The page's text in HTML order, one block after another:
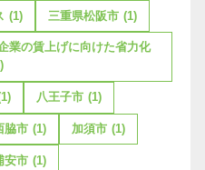
(1) 三重県松阪市 (1)
業の賃上げに向けた省力化
八王子市 (1)
脇市 (1) 加須市 (1)
安市 (1)